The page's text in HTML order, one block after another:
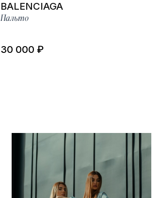
BALENCIAGA
Пальто
30 000 ₽